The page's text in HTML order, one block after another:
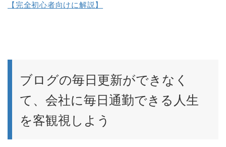
【完全初心者向けに解説】
ブログの毎日更新ができなく
て、会社に毎日通勤できる人生
を客観視しよう